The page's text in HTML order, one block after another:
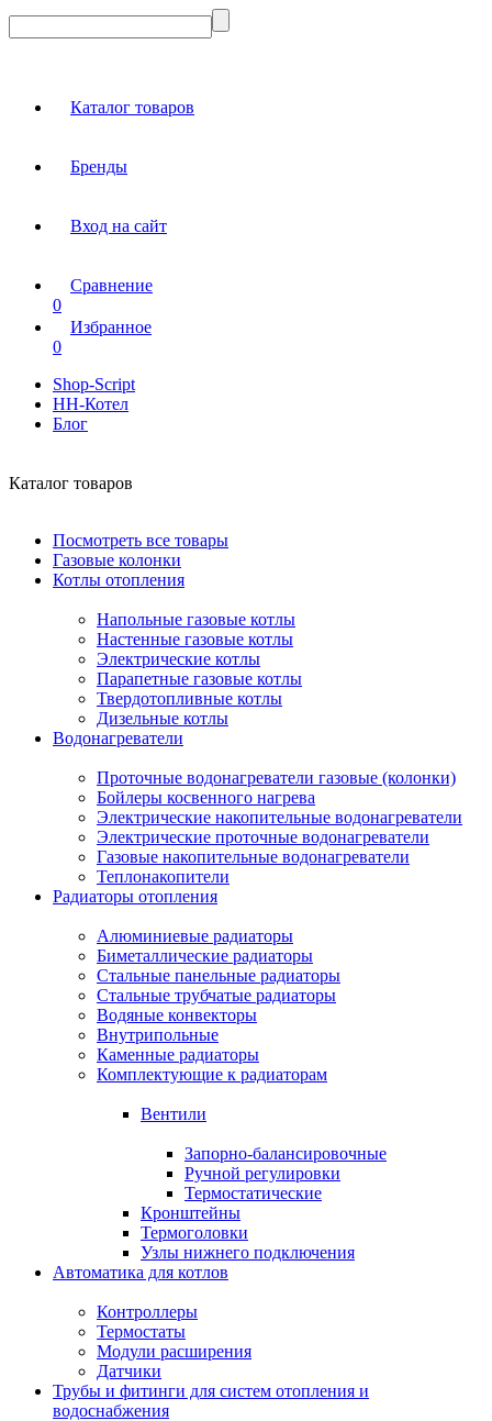
Каталог товаров
Бренды
Вход на сайт
Сравнение
0
Избранное
0
Shop-Script
НН-Котел
Блог
Каталог товаров
Посмотреть все товары
Газовые колонки
Котлы отопления
Напольные газовые котлы
Настенные газовые котлы
Электрические котлы
Парапетные газовые котлы
Твердотопливные котлы
Дизельные котлы
Водонагреватели
Проточные водонагреватели газовые (колонки)
Бойлеры косвенного нагрева
Электрические накопительные водонагреватели
Электрические проточные водонагреватели
Газовые накопительные водонагреватели
Теплонакопители
Радиаторы отопления
Алюминиевые радиаторы
Биметаллические радиаторы
Стальные панельные радиаторы
Стальные трубчатые радиаторы
Водяные конвекторы
Внутрипольные
Каменные радиаторы
Комплектующие к радиаторам
Вентили
Запорно-балансировочные
Ручной регулировки
Термостатические
Кронштейны
Термоголовки
Узлы нижнего подключения
Автоматика для котлов
Контроллеры
Термостаты
Модули расширения
Датчики
Трубы и фитинги для систем отопления и
водоснабжения